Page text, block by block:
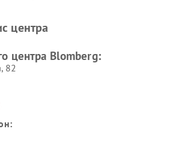
центра
центра Blomberg:
82